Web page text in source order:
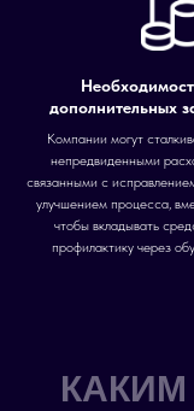
дополнительных
Компании могут
непредвиденными
связанными с
улучшением процесса,
чтобы вкладывать
профилактику через